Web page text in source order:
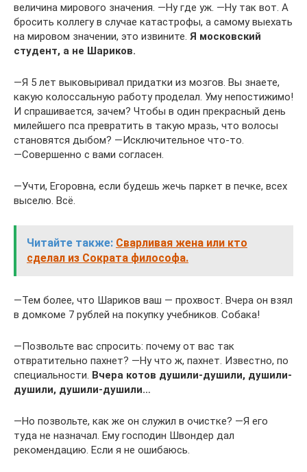
величина мирового значения. ―Ну где уж. ―Ну так вот. А
бросить коллегу в случае катастрофы, а самому выехать
на мировом значении, это извините. Я московский
студент, а не Шариков.
―Я 5 лет выковыривал придатки из мозгов. Вы знаете,
какую колоссальную работу проделал. Уму непостижимо!
И спрашивается, зачем? Чтобы в один прекрасный день
милейшего пса превратить в такую мразь, что волосы
становятся дыбом? ―Исключительное что-то.
―Совершенно с вами согласен.
―Учти, Егоровна, если будешь жечь паркет в печке, всех
выселю. Всё.
Читайте также: Сварливая жена или кто
сделал из Сократа философа.
―Тем более, что Шариков ваш — прохвост. Вчера он взял
в домкоме 7 рублей на покупку учебников. Собака!
―Позвольте вас спросить: почему от вас так
отвратительно пахнет? ―Ну что ж, пахнет. Известно, по
специальности. Вчера котов душили-душили, душили-
душили, душили-душили…
―Но позвольте, как же он служил в очистке? ―Я его
туда не назначал. Ему господин Швондер дал
рекомендацию. Если я не ошибаюсь.